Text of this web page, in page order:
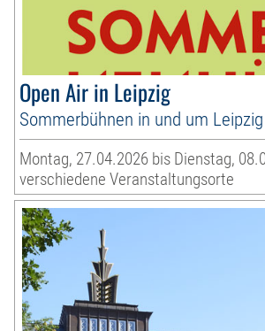
Open Air in Leipzig
Sommerbühnen in und um Leipzig
Montag, 27.04.2026 bis Dienstag,
verschiedene Veranstaltungsorte